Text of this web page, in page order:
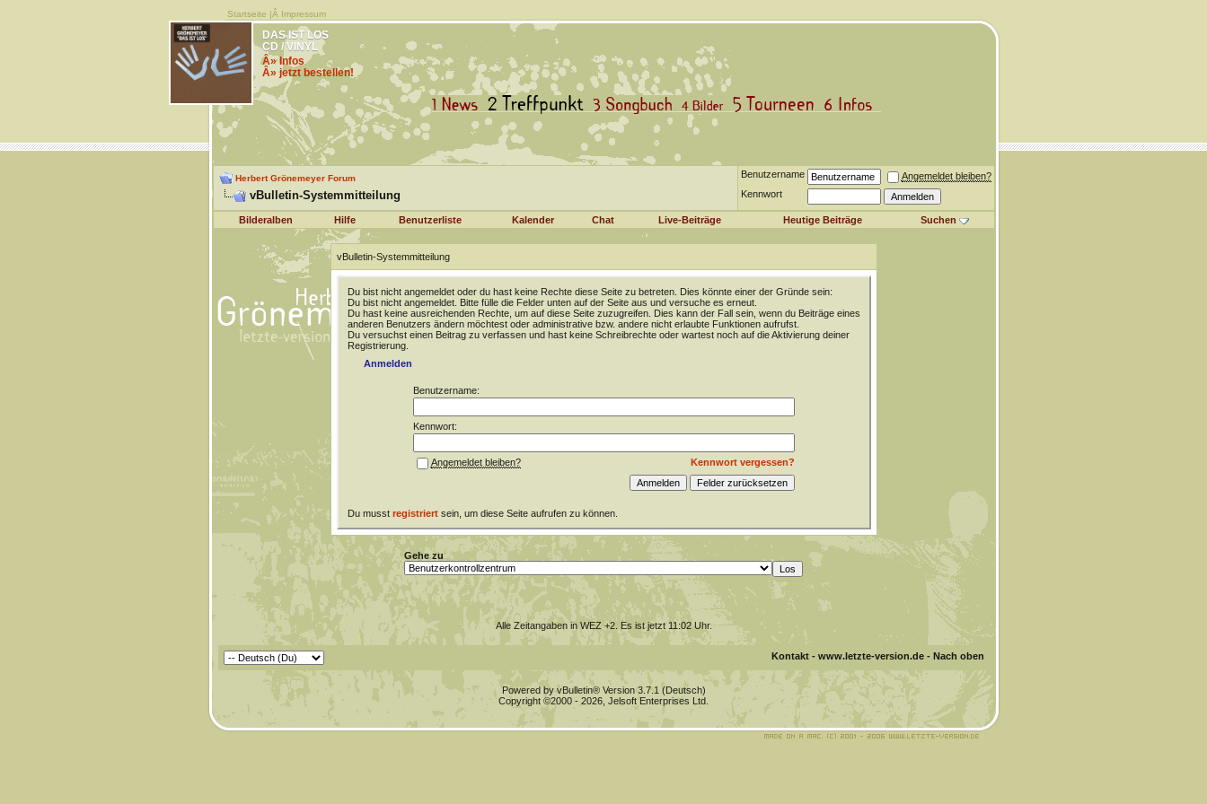
Startseite |Â Impressum
DAS IST LOS
CD / VINYL
Â» Infos
Â» jetzt bestellen!
Herbert Grönemeyer Forum
vBulletin-Systemmitteilung
Benutzername
Angemeldet bleiben?
Kennwort
Bilderalben Hilfe Benutzerliste Kalender Chat Live-Beiträge Heutige Beiträge Suchen
vBulletin-Systemmitteilung
Du bist nicht angemeldet oder du hast keine Rechte diese Seite zu betreten. Dies könnte einer der Gründe sein:
Du bist nicht angemeldet. Bitte fülle die Felder unten auf der Seite aus und versuche es erneut.
Du hast keine ausreichenden Rechte, um auf diese Seite zuzugreifen. Dies kann der Fall sein, wenn du Beiträge eines
anderen Benutzers ändern möchtest oder administrative bzw. andere nicht erlaubte Funktionen aufrufst.
Du versuchst einen Beitrag zu verfassen und hast keine Schreibrechte oder wartest noch auf die Aktivierung deiner
Registrierung.
Anmelden
Benutzername:
Kennwort:
Kennwort vergessen?
Angemeldet bleiben?
Du musst registriertsein, um diese Seite aufrufen zu können.
Gehe zu
Alle Zeitangaben in WEZ +2. Es ist jetzt11:02Uhr.
Kontakt- www.letzte-version.de- Nach oben
Powered by vBulletin® Version 3.7.1 (Deutsch)
Copyright ©2000 - 2026, Jelsoft Enterprises Ltd.